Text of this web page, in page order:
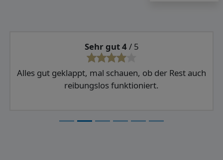
Sehr gut 4/ 5
Alles gut geklappt, mal schauen, ob der Rest auch
reibungslos funktioniert.